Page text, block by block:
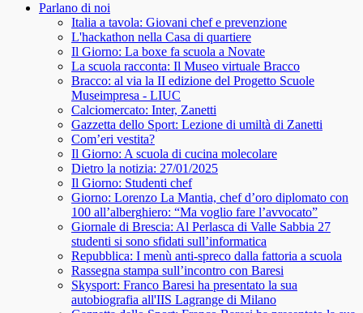
Parlano di noi
Italia a tavola: Giovani chef e prevenzione
L'hackathon nella Casa di quartiere
Il Giorno: La boxe fa scuola a Novate
La scuola racconta: Il Museo virtuale Bracco
Bracco: al via la II edizione del Progetto Scuole
Museimpresa - LIUC
Calciomercato: Inter, Zanetti
Gazzetta dello Sport: Lezione di umiltà di Zanetti
Com’eri vestita?
Il Giorno: A scuola di cucina molecolare
Dietro la notizia: 27/01/2025
Il Giorno: Studenti chef
Giorno: Lorenzo La Mantia, chef d’oro diplomato con
100 all’alberghiero: “Ma voglio fare l’avvocato”
Giornale di Brescia: Al Perlasca di Valle Sabbia 27
studenti si sono sfidati sull’informatica
Repubblica: I menù anti-spreco dalla fattoria a scuola
Rassegna stampa sull’incontro con Baresi
Skysport: Franco Baresi ha presentato la sua
autobiografia all'IIS Lagrange di Milano